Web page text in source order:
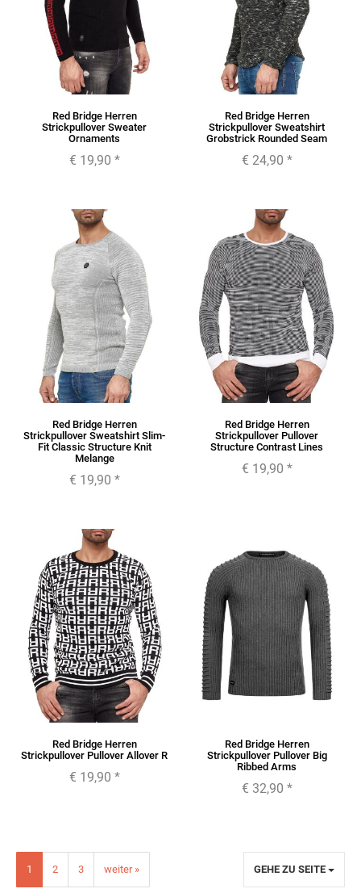
Red Bridge Herren
Strickpullover Sweater
Ornaments
€ 19,90 *
Red Bridge Herren
Strickpullover Sweatshirt
Grobstrick Rounded Seam
€ 24,90 *
Red Bridge Herren
Strickpullover Sweatshirt Slim-
Fit Classic Structure Knit
Melange
€ 19,90 *
Red Bridge Herren
Strickpullover Pullover
Structure Contrast Lines
€ 19,90 *
Red Bridge Herren
Strickpullover Pullover Allover R
€ 19,90 *
Red Bridge Herren
Strickpullover Pullover Big
Ribbed Arms
€ 32,90 *
1 2 3 weiter » GEHE ZU SEITE